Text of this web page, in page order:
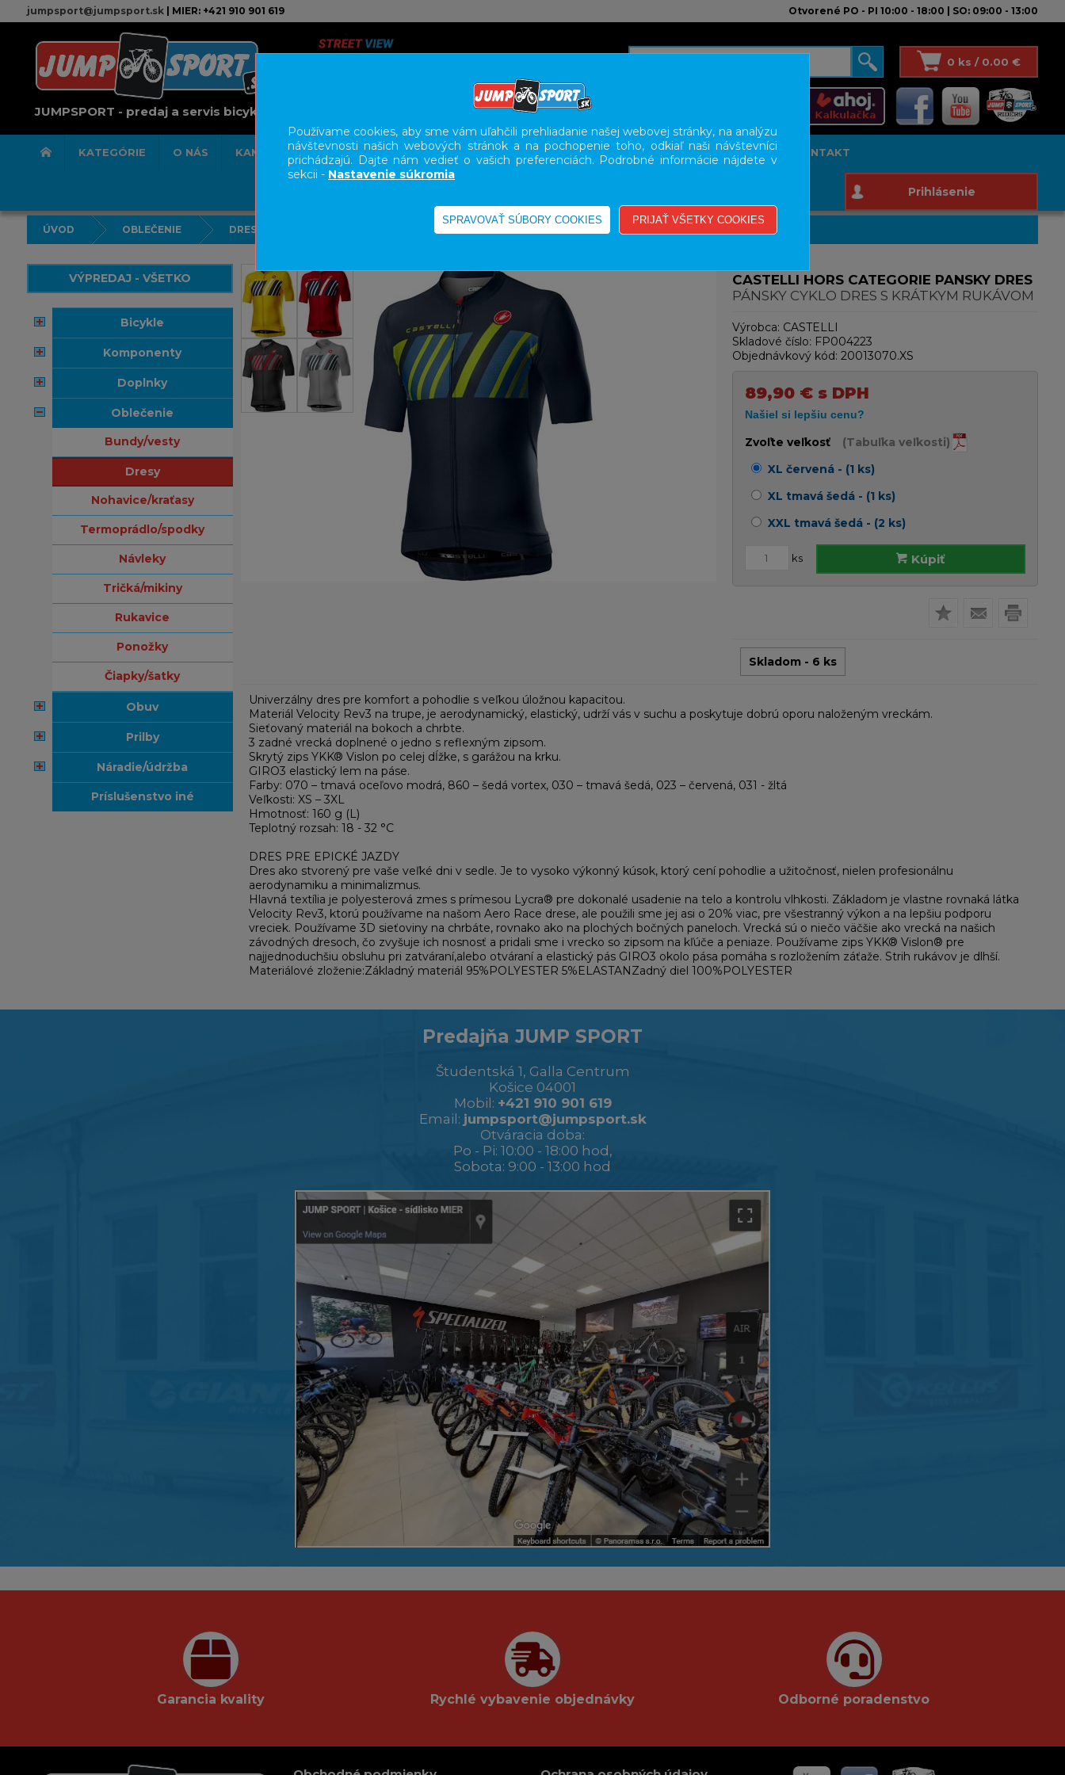
jumpsport@jumpsport.sk| MIER: +421 910 901 619 Otvorené PO - PI 10:00 - 18:00 | SO: 09:00 - 13:00
JUMPSPORT - predaj a servis bicyklov
0 ks / 0.00 €
KATEGÓRIE O NÁS KAMENNÁ PREDAJNA SERVIS SLUŽBY KARIÉRA BODY GEOMETRY FIT STUDIO KONTAKT
Prihlásenie
ÚVOD OBLEČENIE DRESY
VÝPREDAJ - VŠETKO
bicykle
komponenty
doplnky
oblečenie
bundy/vesty
dresy
nohavice/kraťasy
termoprádlo/spodky
návleky
tričká/mikiny
rukavice
ponožky
čiapky/šatky
obuv
prilby
náradie/údržba
príslušenstvo iné
CASTELLI HORS CATEGORIE PANSKY DRES
PÁNSKY CYKLO DRES S KRÁTKYM RUKÁVOM
Výrobca: CASTELLI
Skladové číslo: FP004223
Objednávkový kód: 20013070.XS
89,90 €s DPH
Zvoľte veľkosť
(Tabuľka veľkosti)
XL červená - (1 ks)
XL tmavá šedá - (1 ks)
XXL tmavá šedá - (2 ks)
ks Kúpiť
Skladom - 6 ks
Univerzálny dres pre komfort a pohodlie s veľkou úložnou kapacitou.
Materiál Velocity Rev3 na trupe, je aerodynamický, elastický, udrží vás v suchu a poskytuje dobrú oporu naloženým vreckám.
Sieťovaný materiál na bokoch a chrbte.
3 zadné vrecká doplnené o jedno s reflexným zipsom.
Skrytý zips YKK® Vislon po celej dĺžke, s garážou na krku.
GIRO3 elastický lem na páse.
Farby: 070 – tmavá oceľovo modrá, 860 – šedá vortex, 030 – tmavá šedá, 023 – červená, 031 - žltá
Veľkosti: XS – 3XL
Hmotnosť: 160 g (L)
Teplotný rozsah: 18 - 32 °C
DRES PRE EPICKÉ JAZDY
Dres ako stvorený pre vaše veľké dni v sedle. Je to vysoko výkonný kúsok, ktorý cení pohodlie a užitočnosť, nielen profesionálnu
aerodynamiku a minimalizmus.
Hlavná textília je polyesterová zmes s prímesou Lycra® pre dokonalé usadenie na telo a kontrolu vlhkosti. Základom je vlastne rovnaká látka
Velocity Rev3, ktorú používame na našom Aero Race drese, ale použili sme jej asi o 20% viac, pre všestranný výkon a na lepšiu podporu
vreciek. Používame 3D sieťoviny na chrbáte, rovnako ako na plochých bočných paneloch. Vrecká sú o niečo väčšie ako vrecká na našich
závodných dresoch, čo zvyšuje ich nosnosť a pridali sme i vrecko so zipsom na kľúče a peniaze. Používame zips YKK® Vislon® pre
najjednoduchšiu obsluhu pri zatváraní,alebo otváraní a elastický pás GIRO3 okolo pása pomáha s rozložením záťaže. Strih rukávov je dlhší.
Materiálové zloženie:Základný materiál 95%POLYESTER 5%ELASTANZadný diel 100%POLYESTER
Predajňa JUMP SPORT
Študentská 1, Galla Centrum
Košice 04001
Mobil: +421 910 901 619
Email: jumpsport@jumpsport.sk
Otváracia doba:
Po - Pi: 10:00 - 18:00 hod,
Sobota: 9:00 - 13:00 hod
Garancia kvality Rychlé vybavenie objednávky Odborné poradenstvo
Používame cookies, aby sme vám uľahčili prehliadanie našej webovej stránky, na analýzu
návštevnosti našich webových stránok a na pochopenie toho, odkiaľ naši návštevníci
prichádzajú. Dajte nám vedieť o vašich preferenciách. Podrobné informácie nájdete v
sekcii - Nastavenie súkromia